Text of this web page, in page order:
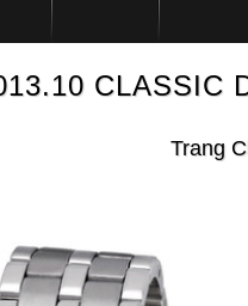
CLASSIC
Trang